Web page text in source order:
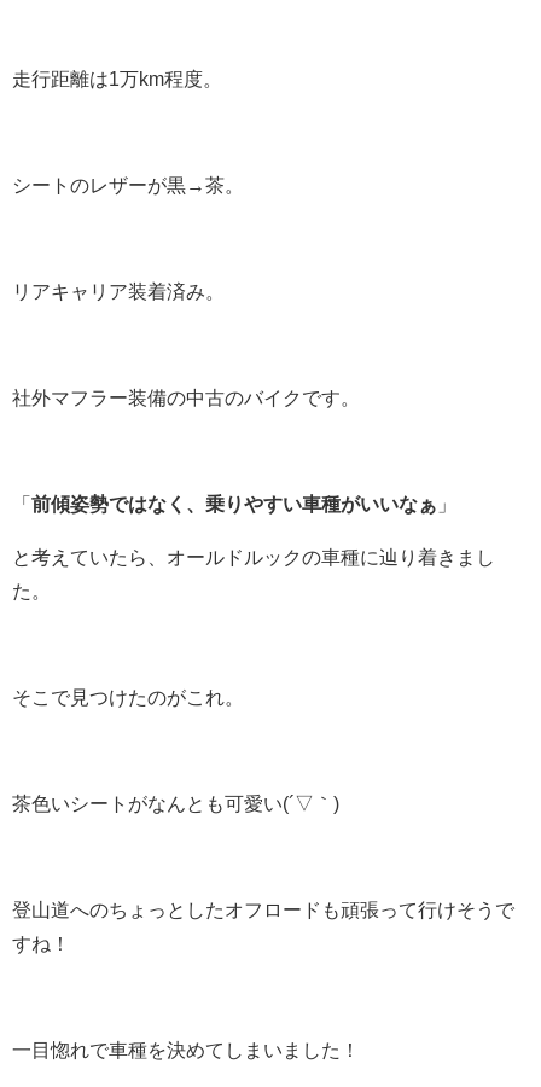
走行距離は1万km程度。
シートのレザーが黒→茶。
リアキャリア装着済み。
社外マフラー装備の中古のバイクです。
「 前傾姿勢ではなく、乗りやすい車種がいいなぁ 」
と考えていたら、オールドルックの車種に辿り着きまし
た。
そこで見つけたのがこれ。
茶色いシートがなんとも可愛い(´▽｀)
登山道へのちょっとしたオフロードも頑張って行けそうで
すね！
一目惚れで車種を決めてしまいました！